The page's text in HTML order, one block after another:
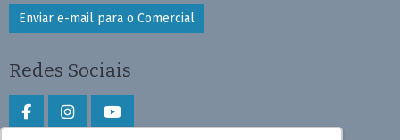
Enviar e-mail para o Comercial
Redes Sociais